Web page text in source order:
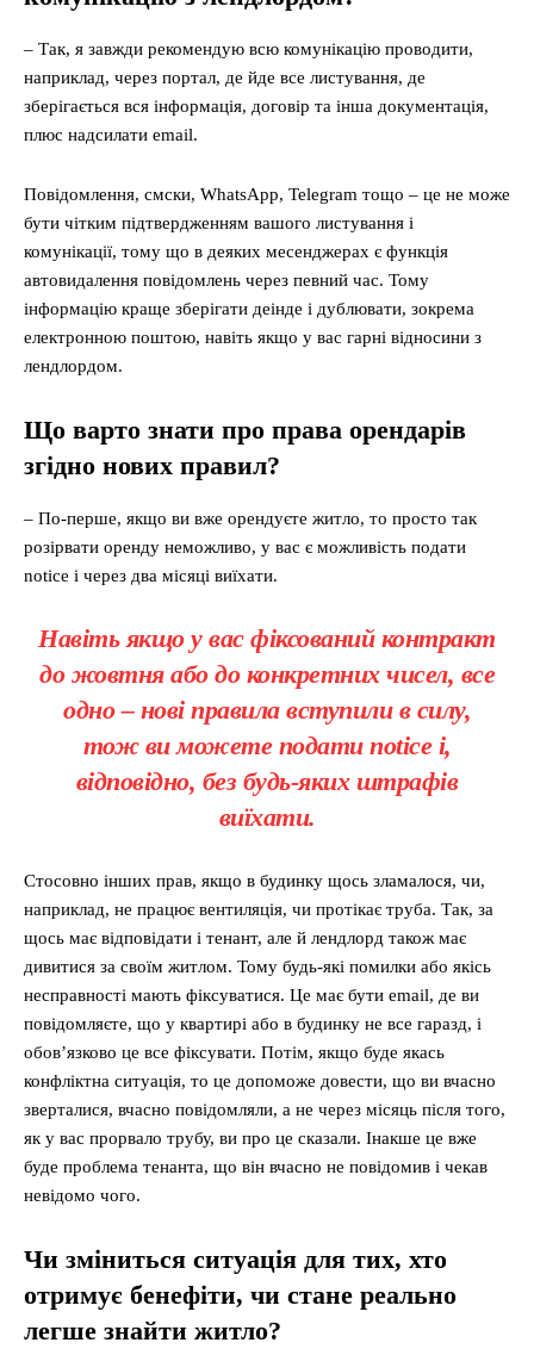
– Так, я завжди рекомендую всю комунікацію проводити,
наприклад, через портал, де йде все листування, де
зберігається вся інформація, договір та інша документація,
плюс надсилати email.
Повідомлення, смски, WhatsApp, Telegram тощо – це не може
бути чітким підтвердженням вашого листування і
комунікації, тому що в деяких месенджерах є функція
автовидалення повідомлень через певний час. Тому
інформацію краще зберігати деінде і дублювати, зокрема
електронною поштою, навіть якщо у вас гарні відносини з
лендлордом.
Що варто знати про права орендарів
згідно нових правил?
– По-перше, якщо ви вже орендуєте житло, то просто так
розірвати оренду неможливо, у вас є можливість подати
notice і через два місяці виїхати.
Навіть якщо у вас фіксований контракт
до жовтня або до конкретних чисел, все
одно – нові правила вступили в силу,
тож ви можете подати notice і,
відповідно, без будь-яких штрафів
виїхати.
Стосовно інших прав, якщо в будинку щось зламалося, чи,
наприклад, не працює вентиляція, чи протікає труба. Так, за
щось має відповідати і тенант, але й лендлорд також має
дивитися за своїм житлом. Тому будь-які помилки або якісь
несправності мають фіксуватися. Це має бути email, де ви
повідомляєте, що у квартирі або в будинку не все гаразд, і
обов’язково це все фіксувати. Потім, якщо буде якась
конфліктна ситуація, то це допоможе довести, що ви вчасно
зверталися, вчасно повідомляли, а не через місяць після того,
як у вас прорвало трубу, ви про це сказали. Інакше це вже
буде проблема тенанта, що він вчасно не повідомив і чекав
невідомо чого.
Чи зміниться ситуація для тих, хто
отримує бенефіти, чи стане реально
легше знайти житло?